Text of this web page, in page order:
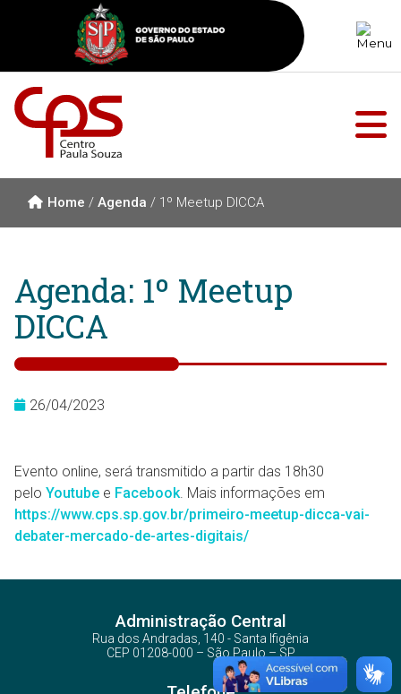
Home / Agenda / 1º Meetup DICCA
Agenda: 1º Meetup
DICCA
26/04/2023
Evento online, será transmitido a partir das 18h30
pelo Youtube e Facebook. Mais informações em
https://www.cps.sp.gov.br/primeiro-meetup-dicca-vai-
debater-mercado-de-artes-digitais/
Administração Central
Rua dos Andradas, 140 - Santa Ifigênia
CEP 01208-000 – São Paulo – SP